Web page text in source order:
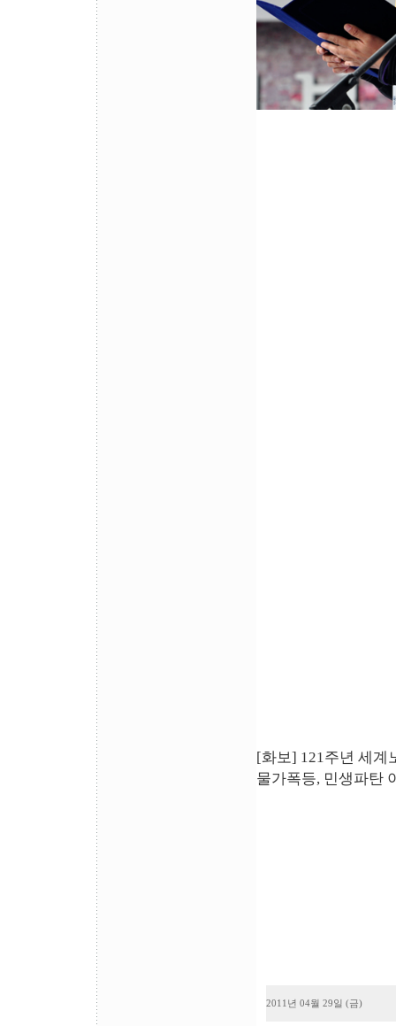
[화보] 121주년 세계
물가폭등, 민생파탄
2011년 04월 29일 (금)